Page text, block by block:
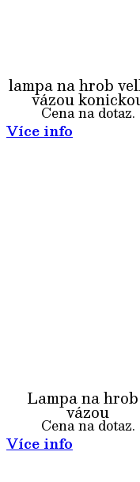
lampa na hrob
vázou
Cena na dotaz.
Více info
Lampa na
vázou
Cena na dotaz.
Více info